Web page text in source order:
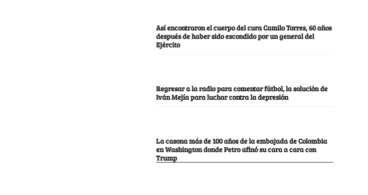
Así encontraron el cuerpo del cura Camilo Torres, 60 años
después de haber sido escondido por un general del
Ejército
Regresar a la radio para comentar fútbol, la solución de
Iván Mejía para luchar contra la depresión
La casona más de 100 años de la embajada de Colombia
en Washington donde Petro afinó su cara a cara con
Trump